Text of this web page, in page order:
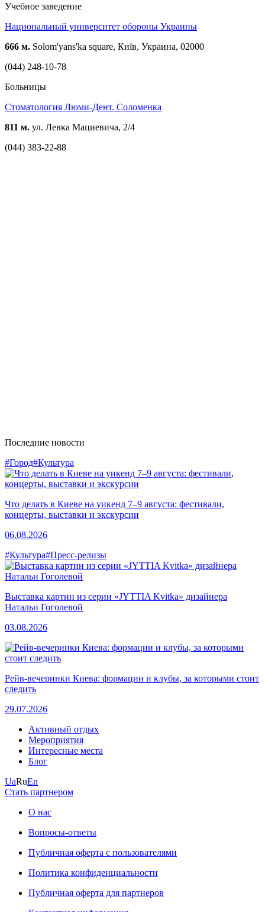
Учебное заведение
Национальный университет обороны Украины
666 м. Solom'yans'ka square, Київ, Украина, 02000
(044) 248-10-78
Больницы
Стоматология Люми-Дент. Соломенка
811 м. ул. Левка Мациевича, 2/4
(044) 383-22-88
Последние новости
#Город#Культура
Что делать в Киеве на уикенд 7–9 августа: фестивали,
концерты, выставки и экскурсии
06.08.2026
#Культура#Пресс-релизы
Выставка картин из серии «JYTTIA Kvitka» дизайнера
Натальи Гоголевой
03.08.2026
Рейв-вечеринки Киева: формации и клубы, за которыми стоит
следить
29.07.2026
Активный отдых
Мероприятия
Интересные места
Блог
UaRuEn
Стать партнером
О нас
Вопросы-ответы
Публичная оферта с пользователями
Политика конфиденциальности
Публичная оферта для партнеров